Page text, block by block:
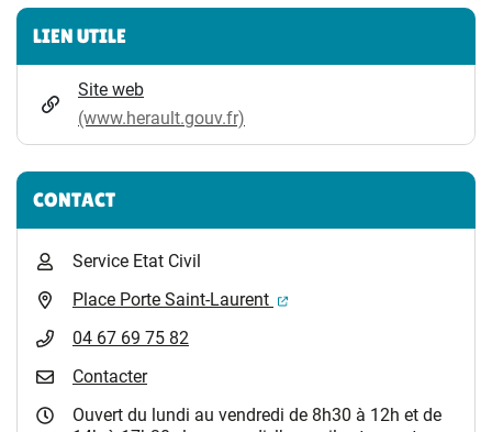
Informations complémentaires
LIEN UTILE
Site web
(www.herault.gouv.fr)
CONTACT
Service Etat Civil
Place Porte Saint-Laurent
(ouverture dans un
04 67 69 75 82
Contacter
Ouvert du lundi au vendredi de 8h30 à 12h et de